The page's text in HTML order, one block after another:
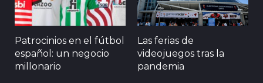
Patrocinios en el fútbol
español: un negocio
millonario
Las ferias de
videojuegos tras la
pandemia